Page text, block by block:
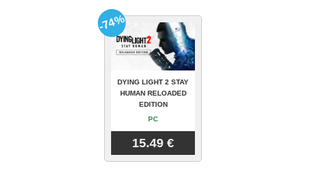
DYING LIGHT 2 STAY
HUMAN RELOADED
EDITION
PC
15.49 €
-74%